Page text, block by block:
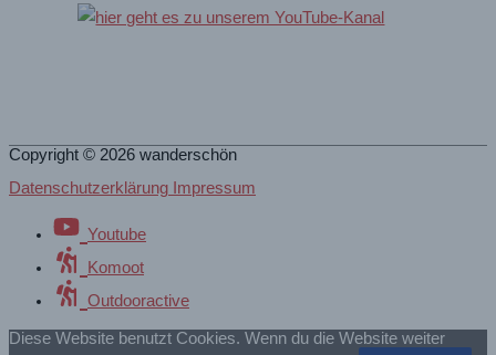
Copyright © 2026 wanderschön
Datenschutzerklärung Impressum
Youtube
Komoot
Outdooractive
Diese Website benutzt Cookies. Wenn du die Website weiter